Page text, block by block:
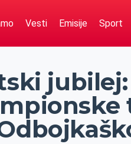
Vesti Emisije Sport
jubilej: